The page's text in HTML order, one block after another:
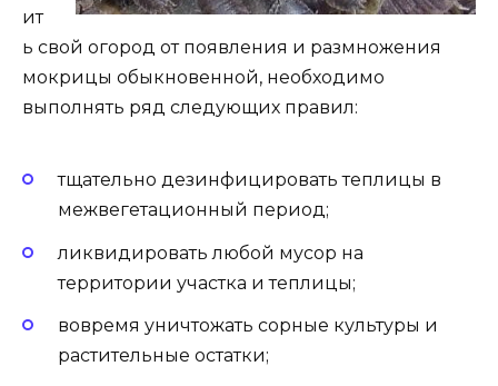
ит
ь свой огород от появления и размножения
мокрицы обыкновенной, необходимо
выполнять ряд следующих правил:
тщательно дезинфицировать теплицы в
межвегетационный период;
ликвидировать любой мусор на
территории участка и теплицы;
вовремя уничтожать сорные культуры и
растительные остатки;